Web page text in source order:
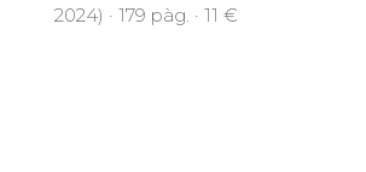
2024) · 179 pàg. · 11 €